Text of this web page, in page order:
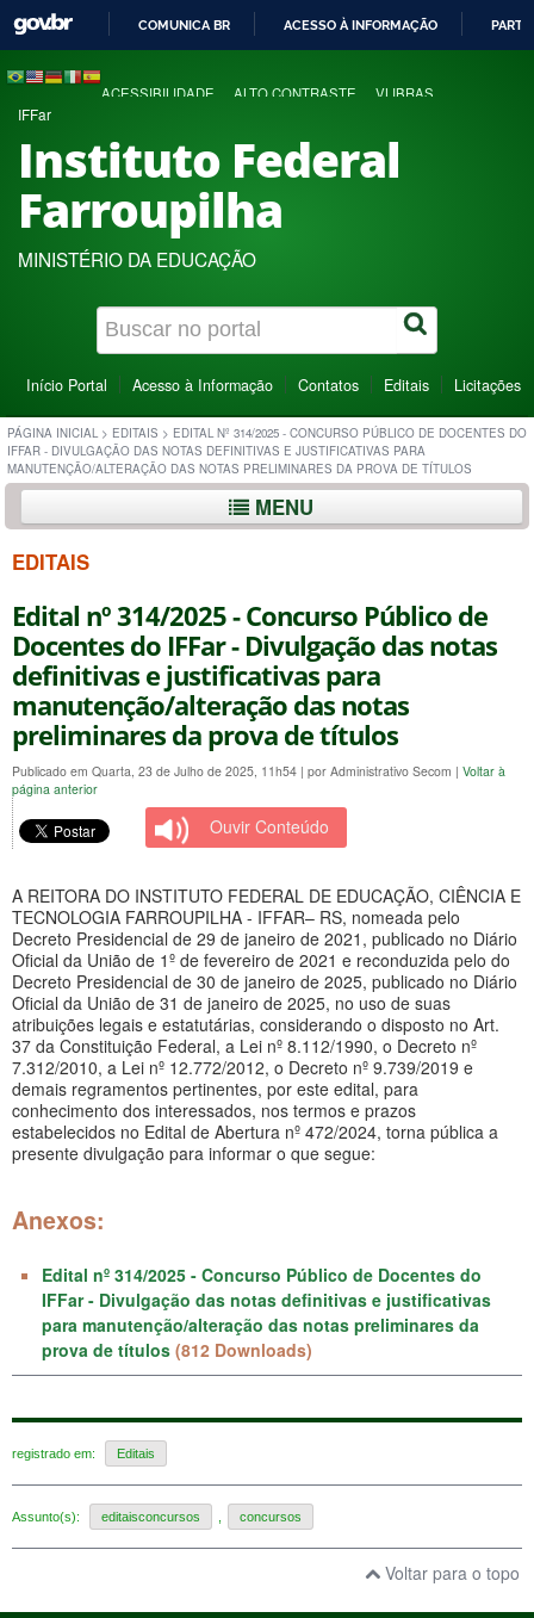
COMUNICA BR ACESSO À INFORMAÇÃO
ACESSIBILIDADE ALTO CONTRASTE VLIBRAS
IFFar
Instituto Federal
Farroupilha
MINISTÉRIO DA EDUCAÇÃO
Início Portal Acesso à Informação Contatos Editais Licitações
PÁGINA INICIAL > EDITAIS > EDITAL Nº 314/2025 - CONCURSO PÚBLICO DE DOCENTES DO
IFFAR - DIVULGAÇÃO DAS NOTAS DEFINITIVAS E JUSTIFICATIVAS PARA
MANUTENÇÃO/ALTERAÇÃO DAS NOTAS PRELIMINARES DA PROVA DE TÍTULOS
MENU
EDITAIS
Edital nº 314/2025 - Concurso Público de
Docentes do IFFar - Divulgação das notas
definitivas e justificativas para
manutenção/alteração das notas
preliminares da prova de títulos
Publicado em Quarta, 23 de Julho de 2025, 11h54 | por Administrativo Secom | Voltar à
página anterior
Ouvir Conteúdo
A REITORA DO INSTITUTO FEDERAL DE EDUCAÇÃO, CIÊNCIA E
TECNOLOGIA FARROUPILHA - IFFAR– RS, nomeada pelo
Decreto Presidencial de 29 de janeiro de 2021, publicado no Diário
Oficial da União de 1º de fevereiro de 2021 e reconduzida pelo do
Decreto Presidencial de 30 de janeiro de 2025, publicado no Diário
Oficial da União de 31 de janeiro de 2025, no uso de suas
atribuições legais e estatutárias, considerando o disposto no Art.
37 da Constituição Federal, a Lei nº 8.112/1990, o Decreto nº
7.312/2010, a Lei nº 12.772/2012, o Decreto nº 9.739/2019 e
demais regramentos pertinentes, por este edital, para
conhecimento dos interessados, nos termos e prazos
estabelecidos no Edital de Abertura nº 472/2024, torna pública a
presente divulgação para informar o que segue:
Anexos:
Edital nº 314/2025 - Concurso Público de Docentes do
IFFar - Divulgação das notas definitivas e justificativas
para manutenção/alteração das notas preliminares da
prova de títulos (812 Downloads)
registrado em: Editais
Assunto(s): editaisconcursos concursos
Voltar para o topo